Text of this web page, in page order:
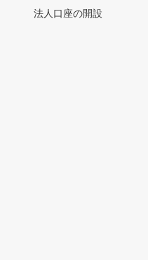
法人口座の開設